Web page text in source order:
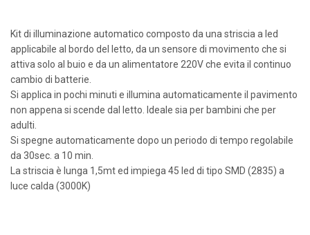
Kit di illuminazione automatico composto da una striscia a led
applicabile al bordo del letto, da un sensore di movimento che si
attiva solo al buio e da un alimentatore 220V che evita il continuo
cambio di batterie.
Si applica in pochi minuti e illumina automaticamente il pavimento
non appena si scende dal letto. Ideale sia per bambini che per
adulti.
Si spegne automaticamente dopo un periodo di tempo regolabile
da 30sec. a 10 min.
La striscia è lunga 1,5mt ed impiega 45 led di tipo SMD (2835) a
luce calda (3000K)